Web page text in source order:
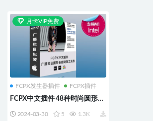
月卡VIP免费
FCPX发生器插件 FCPX插件
FCPX中文插件 48种时尚圆形风
装动画 支持M1 M2 M3
2024-03-30 5 1.3K